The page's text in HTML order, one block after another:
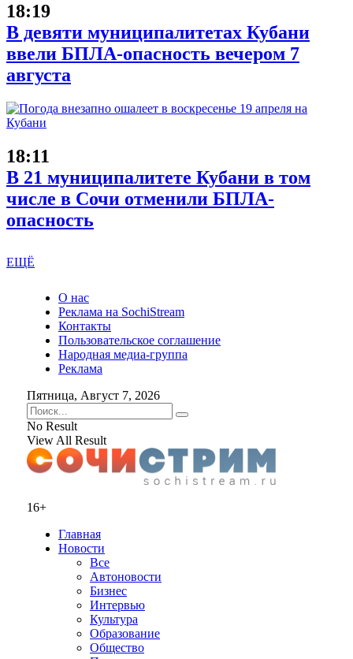
18:19
В девяти муниципалитетах Кубани
ввели БПЛА-опасность вечером 7
августа
18:11
В 21 муниципалитете Кубани в том
числе в Сочи отменили БПЛА-
опасность
ЕЩЁ
О нас
Реклама на SochiStream
Контакты
Пользовательское соглашение
Народная медиа-группа
Реклама
Пятница, Август 7, 2026
No Result
View All Result
16+
Главная
Новости
Все
Автоновости
Бизнес
Интервью
Культура
Образование
Общество